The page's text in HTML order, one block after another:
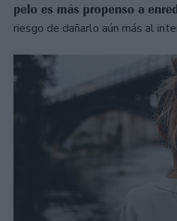
pelo es más propenso a
riesgo de dañarlo aún más al